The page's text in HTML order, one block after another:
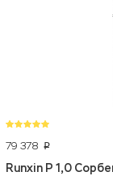
79 378 p
Runxin P 1,0